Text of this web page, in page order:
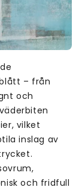
– från
och
vilket
inslag av
och fridfull